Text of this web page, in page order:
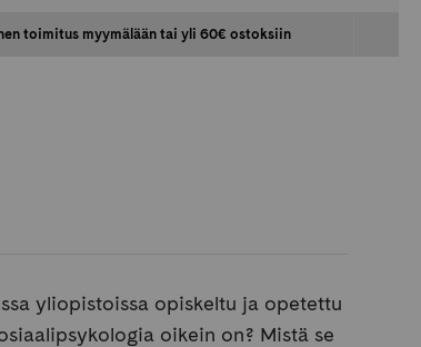
toimitus myymälään tai yli 60€ ostoksiin
yliopistoissa opiskeltu ja opetettu
oikein on? Mistä se